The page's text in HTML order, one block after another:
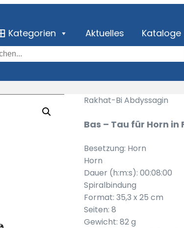
Kategorien Aktuelles Kataloge
Rakhat-Bi Abdyssagin
Bas – Tau für Horn in
Besetzung: Horn
Horn
Dauer (h:m:s): 00:08:00
Spiralbindung
Format: 35,3 x 25 cm
Seiten: 8
Gewicht: 82 g